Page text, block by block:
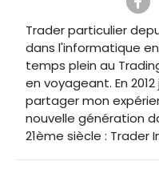
Trader particulier
dans l'informatique
temps plein au
en voyageant. En
partager mon
nouvelle génération
21ème siècle : Trader